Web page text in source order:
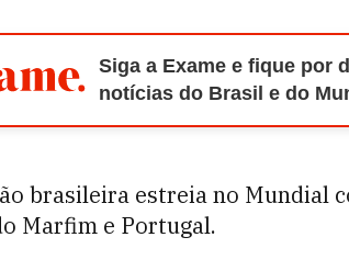
Siga a Exame e fique por
notícias do Brasil e do
brasileira estreia no Mundial
Marfim e Portugal.